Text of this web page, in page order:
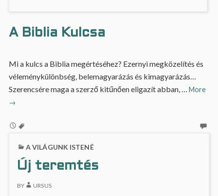
A Biblia Kulcsa
Mi a kulcs a Biblia megértéséhez? Ezernyi megközelítés és
véleménykülönbség, belemagyarázás és kimagyarázás…
Szerencsére maga a szerző kitűnően eligazít abban, … MoreA
→
A VILÁGUNK ISTENÉ
Új teremtés
BY URSUS